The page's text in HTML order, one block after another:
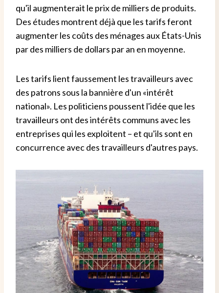
qu'il augmenterait le prix de milliers de produits.
Des études montrent déjà que les tarifs feront
augmenter les coûts des ménages aux États-Unis
par des milliers de dollars par an en moyenne.
Les tarifs lient faussement les travailleurs avec
des patrons sous la bannière d'un «intérêt
national». Les politiciens poussent l'idée que les
travailleurs ont des intérêts communs avec les
entreprises qui les exploitent – et qu'ils sont en
concurrence avec des travailleurs d'autres pays.